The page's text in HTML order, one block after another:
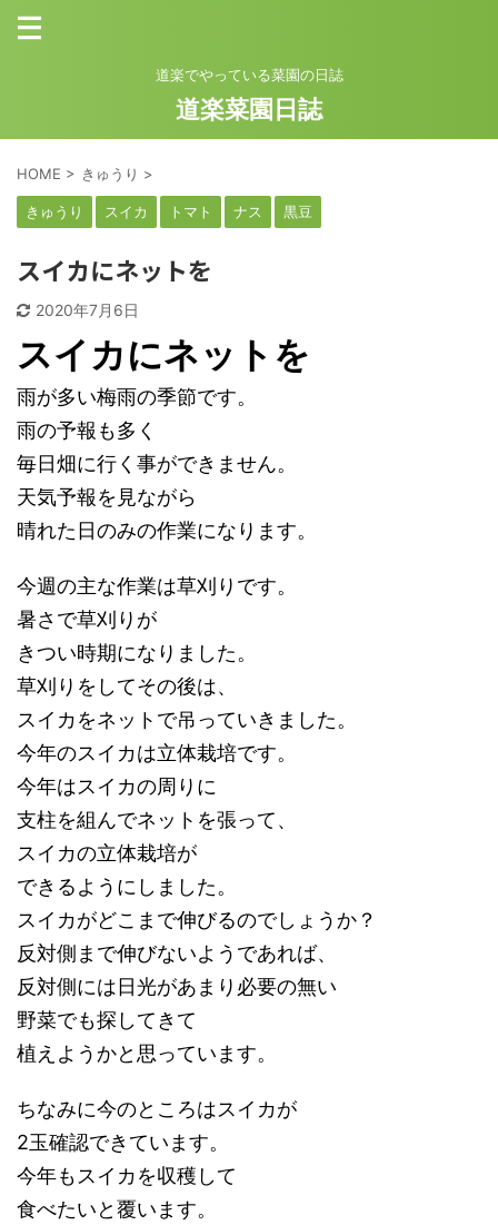
道楽でやっている菜園の日誌
道楽菜園日誌
HOME > きゅうり >
きゅうり スイカ トマト ナス 黒豆
スイカにネットを
2020年7月6日
スイカにネットを
雨が多い梅雨の季節です。
雨の予報も多く
毎日畑に行く事ができません。
天気予報を見ながら
晴れた日のみの作業になります。
今週の主な作業は草刈りです。
暑さで草刈りが
きつい時期になりました。
草刈りをしてその後は、
スイカをネットで吊っていきました。
今年のスイカは立体栽培です。
今年はスイカの周りに
支柱を組んでネットを張って、
スイカの立体栽培が
できるようにしました。
スイカがどこまで伸びるのでしょうか？
反対側まで伸びないようであれば、
反対側には日光があまり必要の無い
野菜でも探してきて
植えようかと思っています。
ちなみに今のところはスイカが
2玉確認できています。
今年もスイカを収穫して
食べたいと覆います。